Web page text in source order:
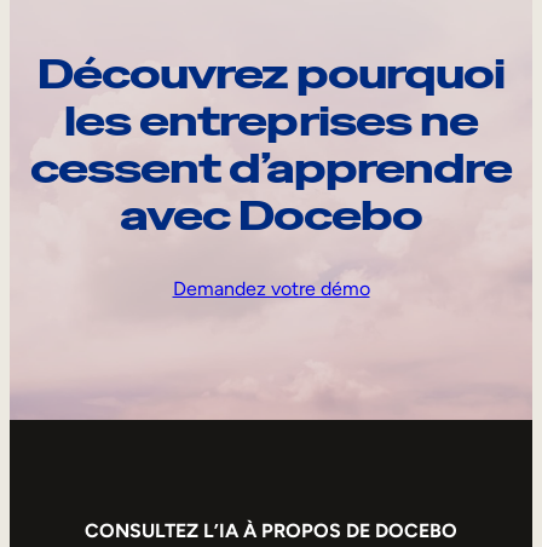
Découvrez pourquoi
les entreprises ne
cessent d’apprendre
avec Docebo
Demandez votre démo
CONSULTEZ L’IA À PROPOS DE DOCEBO